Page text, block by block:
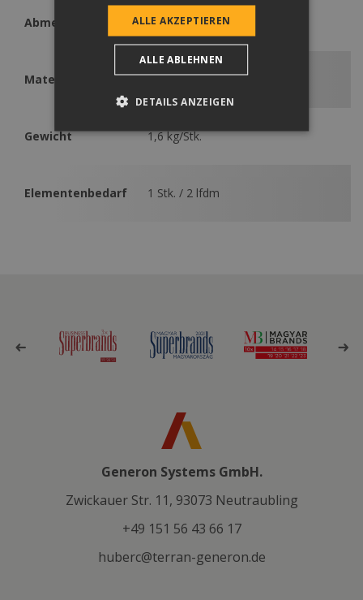
Abmessung 190 x 2000 mm
Material gesinterter Stahl
Gewicht 1,6 kg/Stk.
Elementenbedarf 1 Stk. / 2 lfdm
Generon Systems GmbH.
Zwickauer Str. 11, 93073 Neutraubling
+49 151 56 43 66 17
huberc@terran-generon.de
ALLE AKZEPTIEREN
ALLE ABLEHNEN
DETAILS ANZEIGEN